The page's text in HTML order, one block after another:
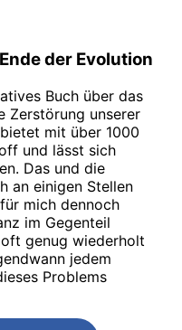
der Evolution
Buch über das
Zerstörung unserer
mit über 1000
und lässt sich
Das und die
an einigen Stellen
mich dennoch
im Gegenteil
genug wiederholt
jedem
Problems